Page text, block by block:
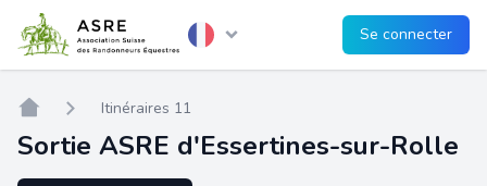
Se connecter
Home Itinéraires 11
Sortie ASRE d'Essertines-sur-Rolle